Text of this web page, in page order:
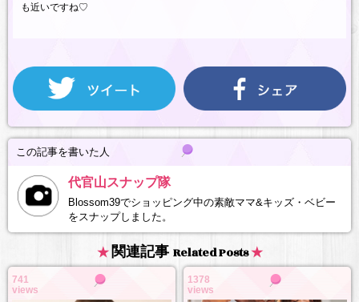
も近いですね♡
この記事を書いた人
代官山スナップ隊
Blossom39でショッピング中の素敵ママ&キッズ・ベビー
をスナップしました。
関連記事 Related Posts
741
views
1378
views